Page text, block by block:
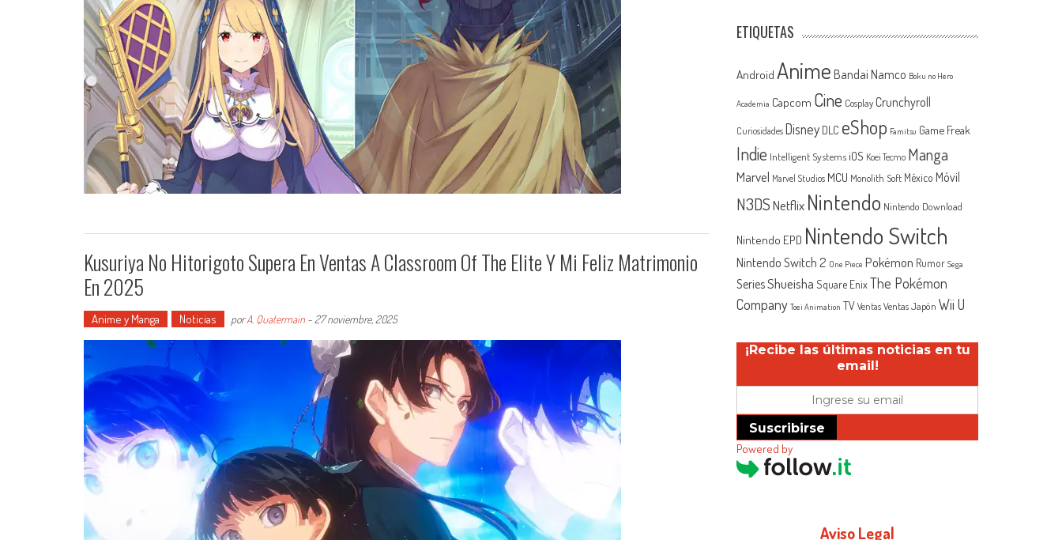
Kusuriya No Hitorigoto Supera En Ventas A Classroom Of The Elite Y Mi Feliz Matrimonio
En 2025
Anime y Manga Noticias porA. Quatermain - 27 noviembre, 2025
ETIQUETAS
Android Anime Bandai Namco Boku no Hero
Academia Capcom Cine Cosplay Crunchyroll
Curiosidades Disney DLC eShop Famitsu Game Freak
Indie Intelligent Systems iOS Koei Tecmo Manga
Marvel Marvel Studios MCU Monolith Soft México Móvil
N3DSNetflix Nintendo Nintendo Download
Nintendo EPD Nintendo Switch
Nintendo Switch 2 One Piece Pokémon Rumor Sega
SeriesShueisha Square EnixThe Pokémon
Company Toei Animation TV Ventas Ventas Japón Wii U
¡Recibe las últimas noticias en tu
email!
Suscribirse
Powered by
Aviso Legal